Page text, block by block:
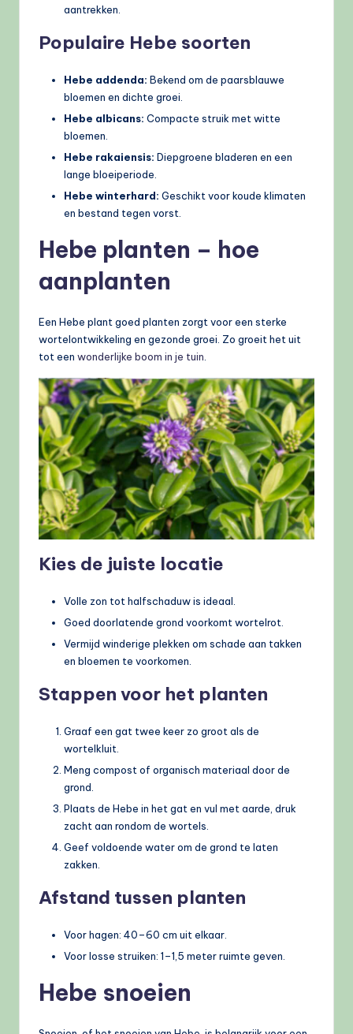
aantrekken.
Populaire Hebe soorten
Hebe addenda: Bekend om de paarsblauwe
bloemen en dichte groei.
Hebe albicans: Compacte struik met witte
bloemen.
Hebe rakaiensis: Diepgroene bladeren en een
lange bloeiperiode.
Hebe winterhard: Geschikt voor koude klimaten
en bestand tegen vorst.
Hebe planten – hoe
aanplanten
Een Hebe plant goed planten zorgt voor een sterke
wortelontwikkeling en gezonde groei. Zo groeit het uit
tot een wonderlijke boom in je tuin.
Kies de juiste locatie
Volle zon tot halfschaduw is ideaal.
Goed doorlatende grond voorkomt wortelrot.
Vermijd winderige plekken om schade aan takken
en bloemen te voorkomen.
Stappen voor het planten
Graaf een gat twee keer zo groot als de
wortelkluit.
Meng compost of organisch materiaal door de
grond.
Plaats de Hebe in het gat en vul met aarde, druk
zacht aan rondom de wortels.
Geef voldoende water om de grond te laten
zakken.
Afstand tussen planten
Voor hagen: 40–60 cm uit elkaar.
Voor losse struiken: 1–1,5 meter ruimte geven.
Hebe snoeien